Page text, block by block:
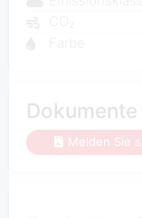
Dokumente
Melden Sie